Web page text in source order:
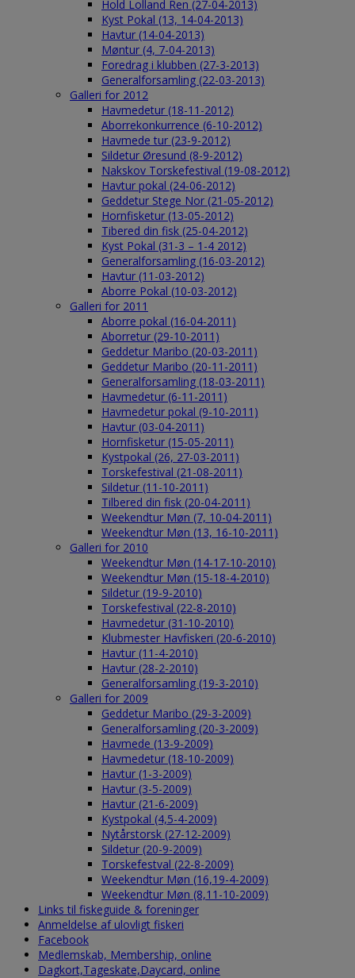
Hold Lolland Ren (27-04-2013)
Kyst Pokal (13, 14-04-2013)
Havtur (14-04-2013)
Møntur (4, 7-04-2013)
Foredrag i klubben (27-3-2013)
Generalforsamling (22-03-2013)
Galleri for 2012
Havmedetur (18-11-2012)
Aborrekonkurrence (6-10-2012)
Havmede tur (23-9-2012)
Sildetur Øresund (8-9-2012)
Nakskov Torskefestival (19-08-2012)
Havtur pokal (24-06-2012)
Geddetur Stege Nor (21-05-2012)
Hornfisketur (13-05-2012)
Tibered din fisk (25-04-2012)
Kyst Pokal (31-3 – 1-4 2012)
Generalforsamling (16-03-2012)
Havtur (11-03-2012)
Aborre Pokal (10-03-2012)
Galleri for 2011
Aborre pokal (16-04-2011)
Aborretur (29-10-2011)
Geddetur Maribo (20-03-2011)
Geddetur Maribo (20-11-2011)
Generalforsamling (18-03-2011)
Havmedetur (6-11-2011)
Havmedetur pokal (9-10-2011)
Havtur (03-04-2011)
Hornfisketur (15-05-2011)
Kystpokal (26, 27-03-2011)
Torskefestival (21-08-2011)
Sildetur (11-10-2011)
Tilbered din fisk (20-04-2011)
Weekendtur Møn (7, 10-04-2011)
Weekendtur Møn (13, 16-10-2011)
Galleri for 2010
Weekendtur Møn (14-17-10-2010)
Weekendtur Møn (15-18-4-2010)
Sildetur (19-9-2010)
Torskefestival (22-8-2010)
Havmedetur (31-10-2010)
Klubmester Havfiskeri (20-6-2010)
Havtur (11-4-2010)
Havtur (28-2-2010)
Generalforsamling (19-3-2010)
Galleri for 2009
Geddetur Maribo (29-3-2009)
Generalforsamling (20-3-2009)
Havmede (13-9-2009)
Havmedetur (18-10-2009)
Havtur (1-3-2009)
Havtur (3-5-2009)
Havtur (21-6-2009)
Kystpokal (4,5-4-2009)
Nytårstorsk (27-12-2009)
Sildetur (20-9-2009)
Torskefestval (22-8-2009)
Weekendtur Møn (16,19-4-2009)
Weekendtur Møn (8,11-10-2009)
Links til fiskeguide & foreninger
Anmeldelse af ulovligt fiskeri
Facebook
Medlemskab, Membership, online
Dagkort,Tageskate,Daycard, online